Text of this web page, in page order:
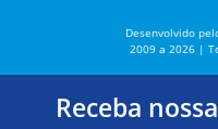
Desenvolvido
2009 a 2026 |
Receba